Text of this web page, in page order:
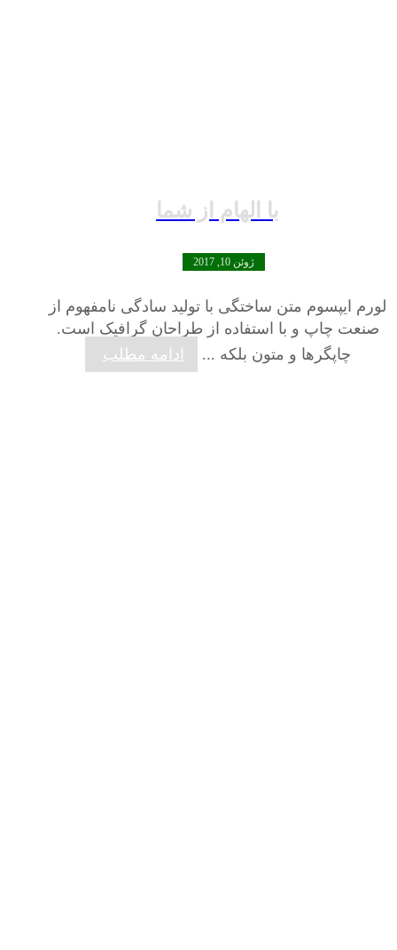
با الهام از شما
ژوئن 10, 2017
لورم ایپسوم متن ساختگی با تولید سادگی نامفهوم از
صنعت چاپ و با استفاده از طراحان گرافیک است.
چاپگرها و متون بلکه ...
ادامه مطلب